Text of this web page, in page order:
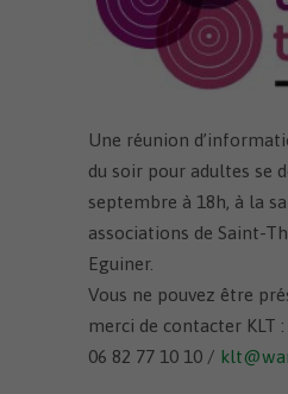
Une réunion
du soir pour adultes se
septembre à 18h, à la
associations de Saint-
Eguiner.
Vous ne pouvez être
merci de contacter KLT :
06 82 77 10 10 /